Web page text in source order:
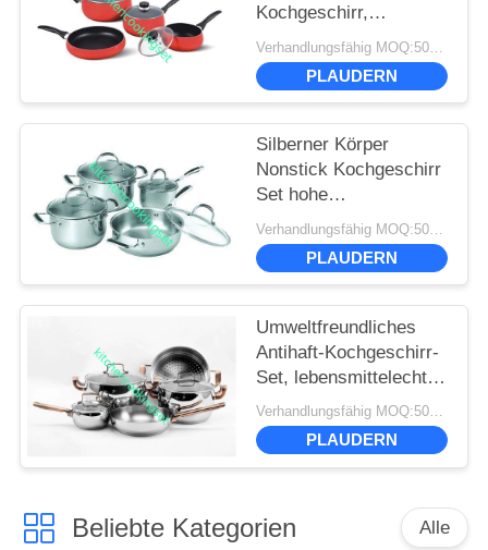
Kochgeschirr,
Induktions Topf und
Pfanne Set
PLAUDERN
Silberner Körper
Nonstick Kochgeschirr
Set hohe
Wärmeeffizienz 16cm -
22cm Topf
Verhandlungsfähig MOQ:500 Sätze
PLAUDERN
Umweltfreundliches
Antihaft-Kochgeschirr-
Set, lebensmittelechter
Edelstahl Ss410,
professionelle Leistung
Verhandlungsfähig MOQ:500 Sätze
PLAUDERN
Beliebte Kategorien Alle